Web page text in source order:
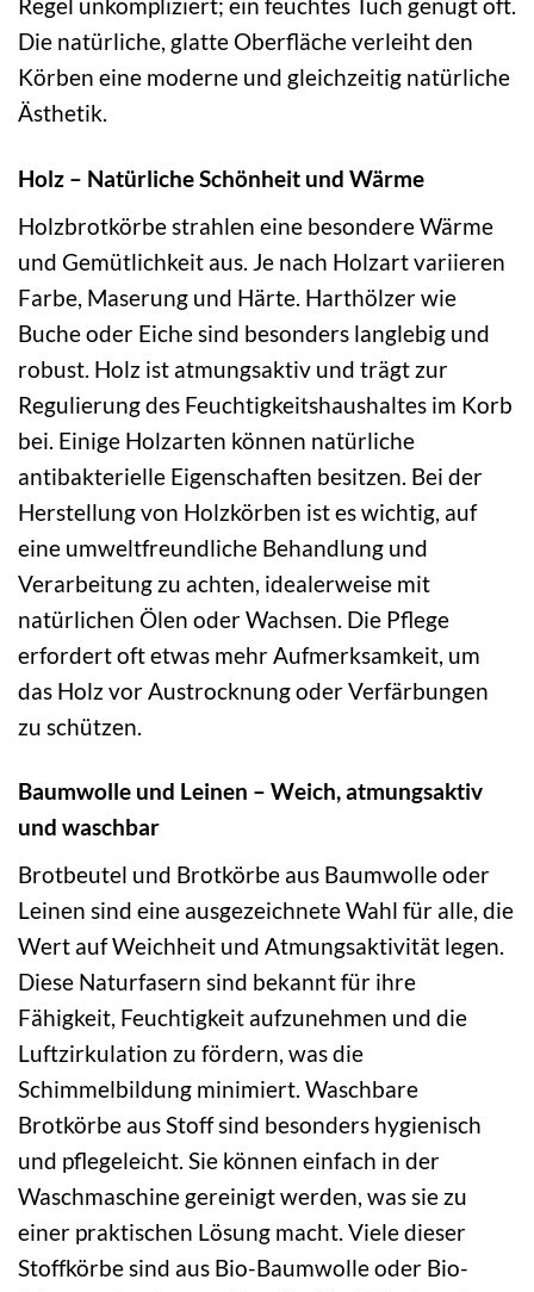
Die natürliche, glatte Oberfläche verleiht den
Körben eine moderne und gleichzeitig natürliche
Ästhetik.
Holz – Natürliche Schönheit und Wärme
Holzbrotkörbe strahlen eine besondere Wärme
und Gemütlichkeit aus. Je nach Holzart variieren
Farbe, Maserung und Härte. Harthölzer wie
Buche oder Eiche sind besonders langlebig und
robust. Holz ist atmungsaktiv und trägt zur
Regulierung des Feuchtigkeitshaushaltes im Korb
bei. Einige Holzarten können natürliche
antibakterielle Eigenschaften besitzen. Bei der
Herstellung von Holzkörben ist es wichtig, auf
eine umweltfreundliche Behandlung und
Verarbeitung zu achten, idealerweise mit
natürlichen Ölen oder Wachsen. Die Pflege
erfordert oft etwas mehr Aufmerksamkeit, um
das Holz vor Austrocknung oder Verfärbungen
zu schützen.
Baumwolle und Leinen – Weich, atmungsaktiv
und waschbar
Brotbeutel und Brotkörbe aus Baumwolle oder
Leinen sind eine ausgezeichnete Wahl für alle, die
Wert auf Weichheit und Atmungsaktivität legen.
Diese Naturfasern sind bekannt für ihre
Fähigkeit, Feuchtigkeit aufzunehmen und die
Luftzirkulation zu fördern, was die
Schimmelbildung minimiert. Waschbare
Brotkörbe aus Stoff sind besonders hygienisch
und pflegeleicht. Sie können einfach in der
Waschmaschine gereinigt werden, was sie zu
einer praktischen Lösung macht. Viele dieser
Stoffkörbe sind aus Bio-Baumwolle oder Bio-